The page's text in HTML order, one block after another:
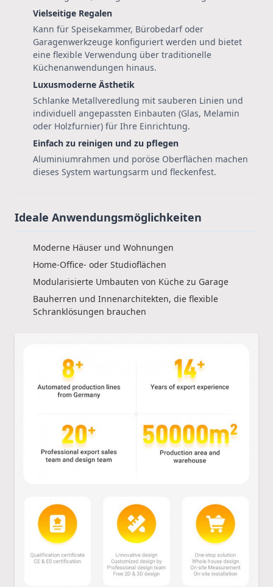
Vielseitige Regalen
Kann für Speisekammer, Bürobedarf oder
Garagenwerkzeuge konfiguriert werden und bietet
eine flexible Verwendung über traditionelle
Küchenanwendungen hinaus.
Luxusmoderne Ästhetik
Schlanke Metallveredlung mit sauberen Linien und
individuell angepassten Einbauten (Glas, Melamin
oder Holzfurnier) für Ihre Einrichtung.
Einfach zu reinigen und zu pflegen
Aluminiumrahmen und poröse Oberflächen machen
dieses System wartungsarm und fleckenfest.
Ideale Anwendungsmöglichkeiten
Moderne Häuser und Wohnungen
Home-Office- oder Studioflächen
Modularisierte Umbauten von Küche zu Garage
Bauherren und Innenarchitekten, die flexible
Schranklösungen brauchen